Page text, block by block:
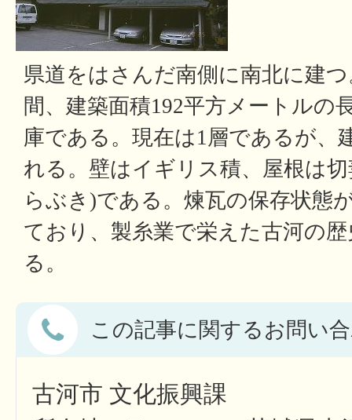
県道をはさんだ南側に南北に建
間、建築面積192平方メートルの
庫である。現在は1層であるが、
れる。壁はイギリス積、屋根は
らぶき)である。煉瓦の保存状態
ており、製糸業で栄えた古河の
る。
この記事に関するお問い
古河市 文化振興課